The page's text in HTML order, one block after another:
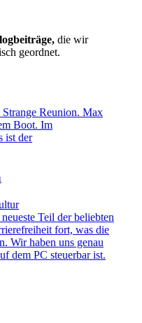
die wir
geordnet.
Teil der beliebten
fort, was die
Wir haben uns genau
dem PC steuerbar ist.